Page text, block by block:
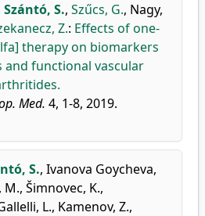
Szántó, S., Szűcs, G., Nagy,
Z.: Effects of one-
therapy on biomarkers
and functional vascular
Med. 4, 1-8, 2019.
S., Ivanova Goycheva,
M., Šimnovec, K.,
L., Kamenov, Z.,